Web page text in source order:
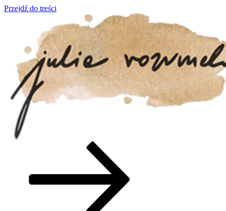
Przejdź do treści
julia rozumek
o życiu i szukaniu w nim szczęścia